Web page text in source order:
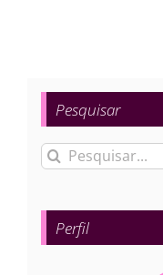
Pesquisar
Buscar
para:
Perfil